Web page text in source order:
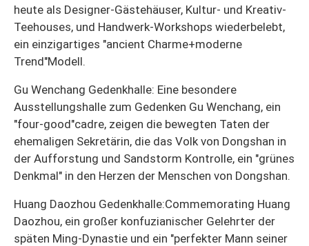
heute als Designer-Gästehäuser, Kultur- und Kreativ-
Teehouses, und Handwerk-Workshops wiederbelebt,
ein einzigartiges "ancient Charme+moderne
Trend"Modell.
Gu Wenchang Gedenkhalle: Eine besondere
Ausstellungshalle zum Gedenken Gu Wenchang, ein
"four-good"cadre, zeigen die bewegten Taten der
ehemaligen Sekretärin, die das Volk von Dongshan in
der Aufforstung und Sandstorm Kontrolle, ein "grünes
Denkmal" in den Herzen der Menschen von Dongshan.
Huang Daozhou Gedenkhalle:Commemorating Huang
Daozhou, ein großer konfuzianischer Gelehrter der
späten Ming-Dynastie und ein "perfekter Mann seiner